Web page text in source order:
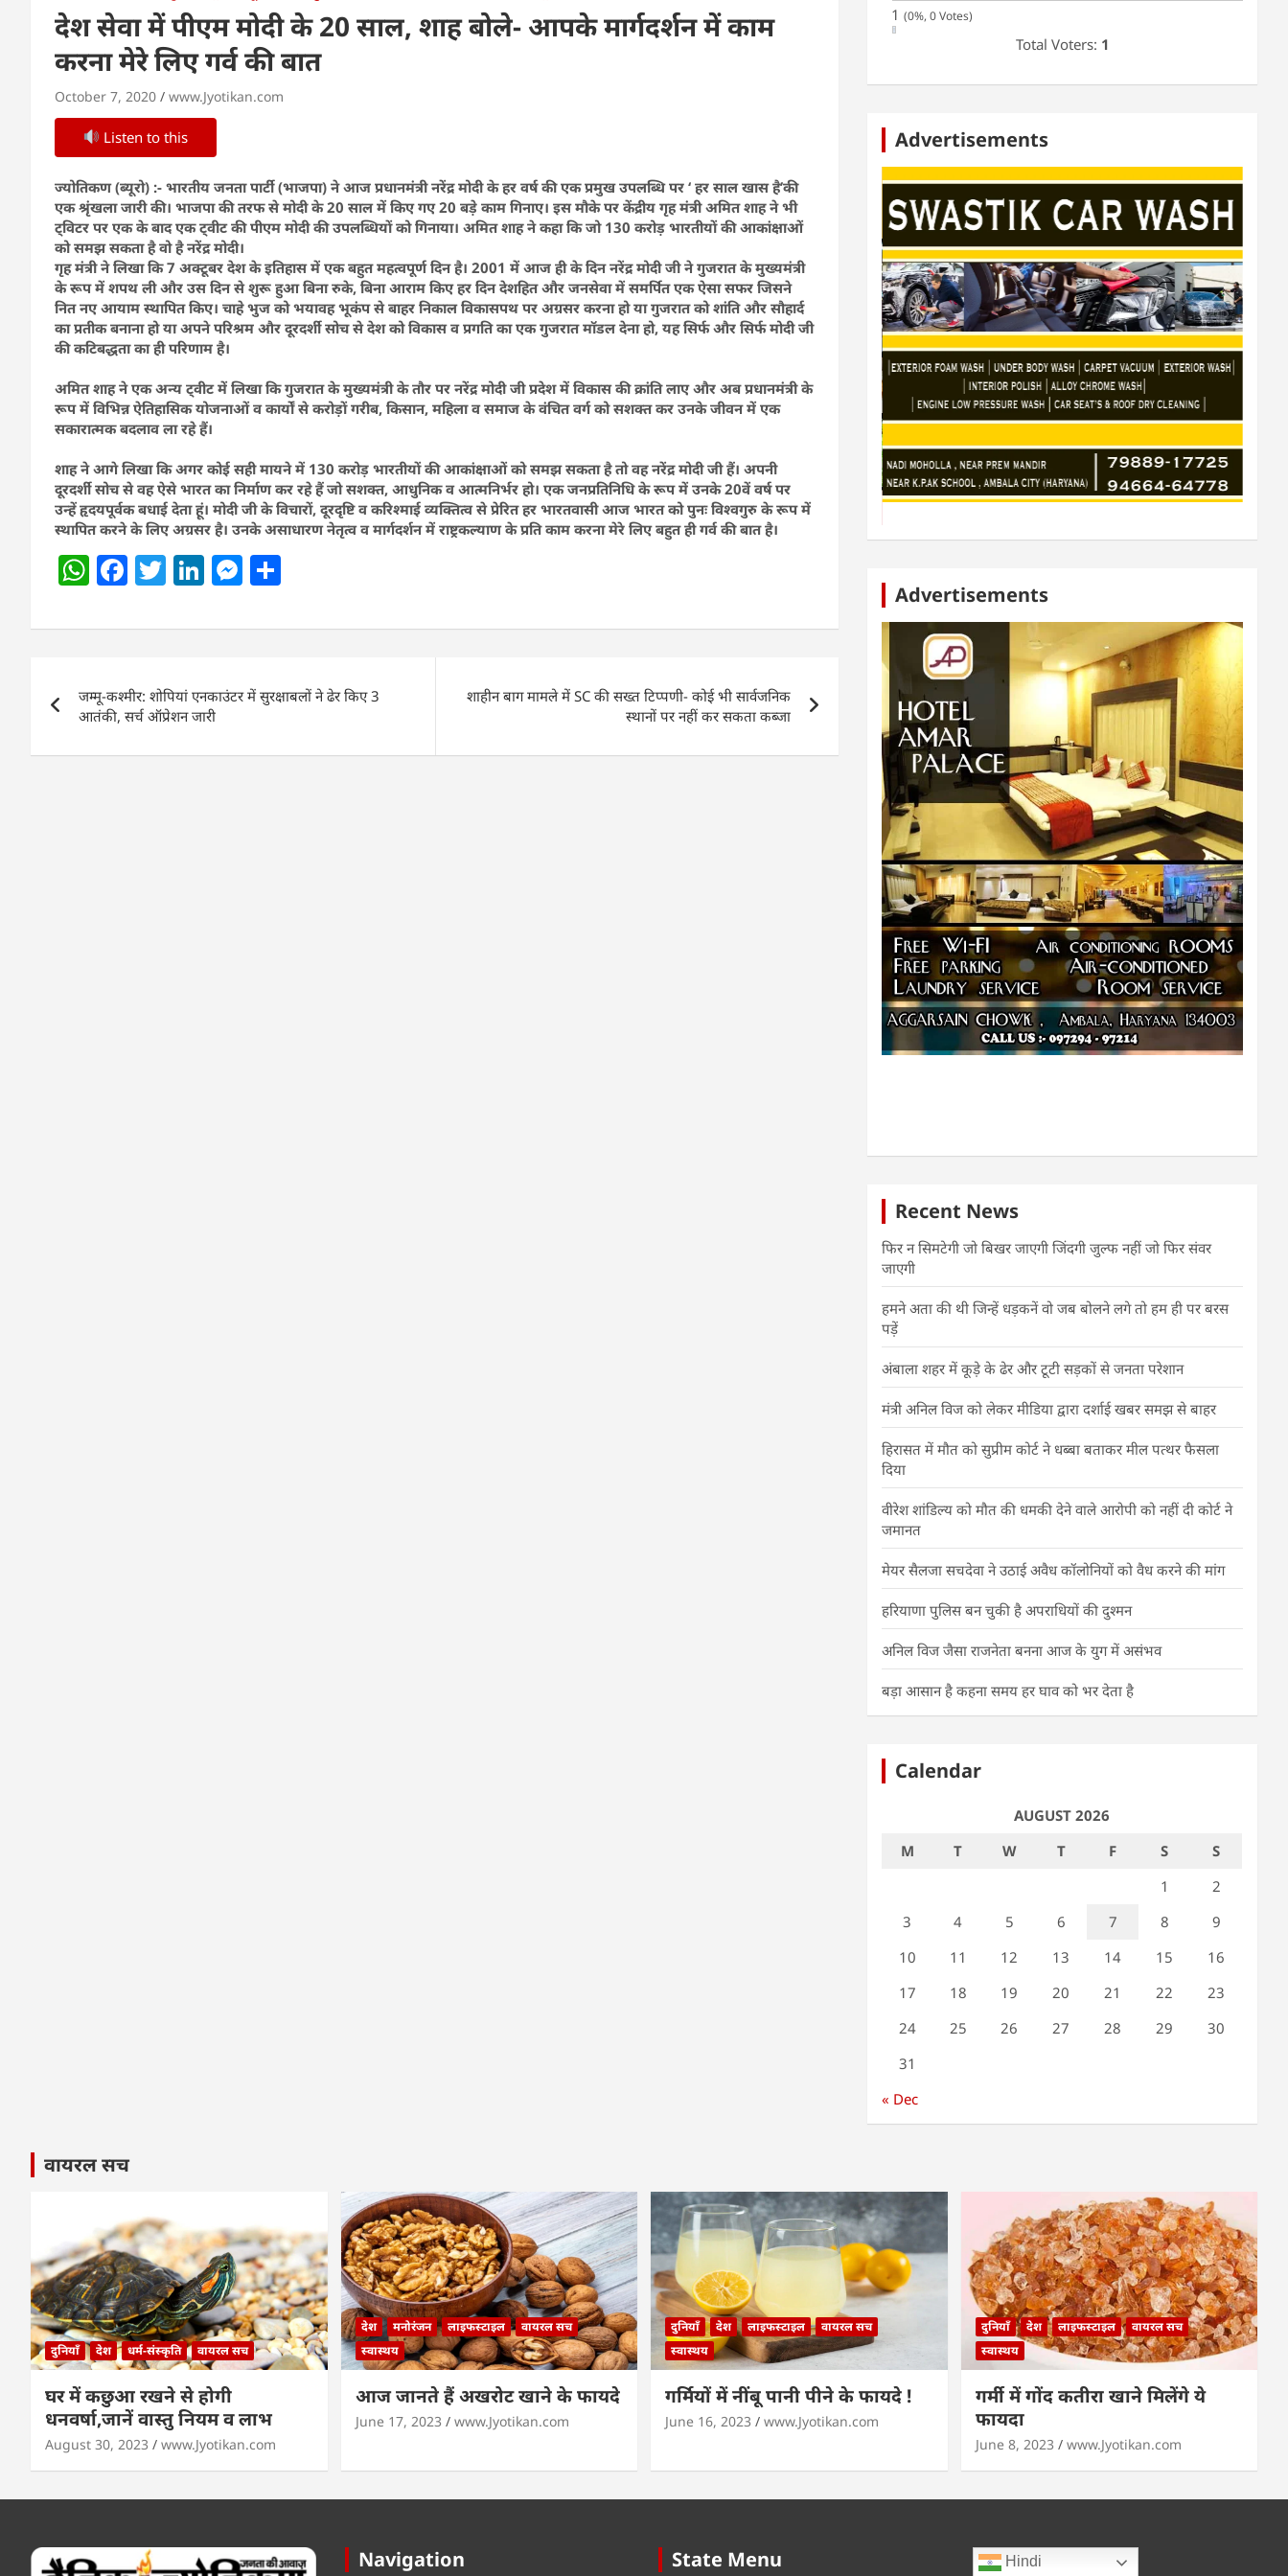
देश सेवा में पीएम मोदी के 20 साल, शाह बोले- आपके मार्गदर्शन में काम
करना मेरे लिए गर्व की बात
October 7, 2020 www.Jyotikan.com
Listen to this
ज्योतिकण (ब्यूरो) :- भारतीय जनता पार्टी (भाजपा) ने आज प्रधानमंत्री नरेंद्र मोदी के हर वर्ष की एक प्रमुख उपलब्धि पर ‘ हर साल खास है’की
एक श्रृंखला जारी की। भाजपा की तरफ से मोदी के 20 साल में किए गए 20 बड़े काम गिनाए। इस मौके पर केंद्रीय गृह मंत्री अमित शाह ने भी
ट्विटर पर एक के बाद एक ट्वीट की पीएम मोदी की उपलब्धियों को गिनाया। अमित शाह ने कहा कि जो 130 करोड़ भारतीयों की आकांक्षाओं
को समझ सकता है वो है नरेंद्र मोदी।
गृह मंत्री ने लिखा कि 7 अक्टूबर देश के इतिहास में एक बहुत महत्वपूर्ण दिन है। 2001 में आज ही के दिन नरेंद्र मोदी जी ने गुजरात के मुख्यमंत्री
के रूप में शपथ ली और उस दिन से शुरू हुआ बिना रुके, बिना आराम किए हर दिन देशहित और जनसेवा में समर्पित एक ऐसा सफर जिसने
नित नए आयाम स्थापित किए। चाहे भुज को भयावह भूकंप से बाहर निकाल विकासपथ पर अग्रसर करना हो या गुजरात को शांति और सौहार्द
का प्रतीक बनाना हो या अपने परिश्रम और दूरदर्शी सोच से देश को विकास व प्रगति का एक गुजरात मॉडल देना हो, यह सिर्फ और सिर्फ मोदी जी
की कटिबद्धता का ही परिणाम है।
अमित शाह ने एक अन्य ट्वीट में लिखा कि गुजरात के मुख्यमंत्री के तौर पर नरेंद्र मोदी जी प्रदेश में विकास की क्रांति लाए और अब प्रधानमंत्री के
रूप में विभिन्न ऐतिहासिक योजनाओं व कार्यों से करोड़ों गरीब, किसान, महिला व समाज के वंचित वर्ग को सशक्त कर उनके जीवन में एक
सकारात्मक बदलाव ला रहे हैं।
शाह ने आगे लिखा कि अगर कोई सही मायने में 130 करोड़ भारतीयों की आकांक्षाओं को समझ सकता है तो वह नरेंद्र मोदी जी हैं। अपनी
दूरदर्शी सोच से वह ऐसे भारत का निर्माण कर रहे हैं जो सशक्त, आधुनिक व आत्मनिर्भर हो। एक जनप्रतिनिधि के रूप में उनके 20वें वर्ष पर
उन्हें हृदयपूर्वक बधाई देता हूं। मोदी जी के विचारों, दूरदृष्टि व करिश्माई व्यक्तित्व से प्रेरित हर भारतवासी आज भारत को पुनः विश्वगुरु के रूप में
स्थापित करने के लिए अग्रसर है। उनके असाधारण नेतृत्व व मार्गदर्शन में राष्ट्रकल्याण के प्रति काम करना मेरे लिए बहुत ही गर्व की बात है।
W
at
A
p
p
F
c
b
o
o
T
itt
Li
k
dI
n
M
ss
n
er
ar
navigation
जम्मू-कश्मीर: शोपियां एनकाउंटर में सुरक्षाबलों ने ढेर किए 3
आतंकी, सर्च ऑप्रेशन जारी
शाहीन बाग मामले में SC की सख्त टिप्पणी- कोई भी सार्वजनिक
स्थानों पर नहीं कर सकता कब्जा
1(0%, 0 Votes)
Total Voters: 1
Advertisements
Advertisements
Recent News
फिर न सिमटेगी जो बिखर जाएगी जिंदगी जुल्फ नहीं जो फिर संवर
जाएगी
हमने अता की थी जिन्हें धड़कनें वो जब बोलने लगे तो हम ही पर बरस
पड़ें
अंबाला शहर में कूड़े के ढेर और टूटी सड़कों से जनता परेशान
मंत्री अनिल विज को लेकर मीडिया द्वारा दर्शाई खबर समझ से बाहर
हिरासत में मौत को सुप्रीम कोर्ट ने धब्बा बताकर मील पत्थर फैसला
दिया
वीरेश शांडिल्य को मौत की धमकी देने वाले आरोपी को नहीं दी कोर्ट ने
जमानत
मेयर सैलजा सचदेवा ने उठाई अवैध कॉलोनियों को वैध करने की मांग
हरियाणा पुलिस बन चुकी है अपराधियों की दुश्मन
अनिल विज जैसा राजनेता बनना आज के युग में असंभव
बड़ा आसान है कहना समय हर घाव को भर देता है
Calendar
AUGUST 2026
M
T W T F S
S
1
2
3
4 5 6 7 8
9
10
11 12 13 14 15
16
17
18 19 20 21 22
23
24
25 26 27 28 29
30
31
« Dec
वायरल सच
दुनियाँ देश धर्म-संस्कृति वायरल सच
घर में कछुआ रखने से होगी
धनवर्षा,जानें वास्तु नियम व लाभ
August 30, 2023 www.Jyotikan.com
देश मनोरंजन लाइफस्टाइल
वायरल सच
स्वास्थय
आज जानते हैं अखरोट खाने के फायदे
June 17, 2023 www.Jyotikan.com
दुनियाँ देश लाइफस्टाइल
वायरल सच
स्वास्थय
गर्मियों में नींबू पानी पीने के फायदे !
June 16, 2023 www.Jyotikan.com
दुनियाँ देश लाइफस्टाइल
वायरल सच
स्वास्थय
गर्मी में गोंद कतीरा खाने मिलेंगे ये
फायदा
June 8, 2023 www.Jyotikan.com
Navigation State Menu Hindi